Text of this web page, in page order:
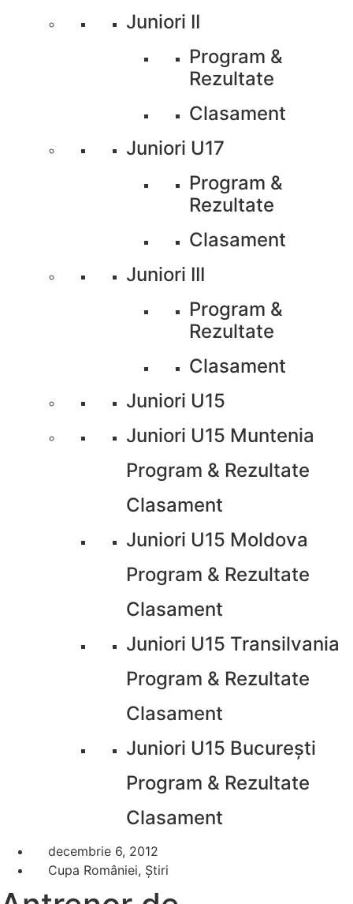
Juniori II
Program &
Rezultate
Clasament
Juniori U17
Program &
Rezultate
Clasament
Juniori III
Program &
Rezultate
Clasament
Juniori U15
Juniori U15 Muntenia
Program & Rezultate
Clasament
Juniori U15 Moldova
Program & Rezultate
Clasament
Juniori U15 Transilvania
Program & Rezultate
Clasament
Juniori U15 București
Program & Rezultate
Clasament
decembrie 6, 2012
Cupa României, Știri